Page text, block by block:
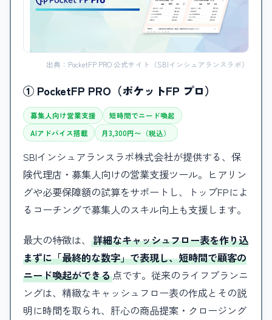
出典：PocketFP PRO 公式サイト（SBIインシュアランスラボ）
① PocketFP PRO（ポケットFP プロ）
募集人向け営業支援
短時間でニード喚起
AIアドバイス搭載
月3,300円〜（税込）
SBIインシュアランスラボ株式会社が提供する、保
険代理店・募集人向けの営業支援ツール。ヒアリン
グや必要保障額の試算をサポートし、トップFPによ
るコーチングで募集人のスキル向上も支援します。
最大の特徴は、詳細なキャッシュフロー表を作り込
まずに「最終的な数字」で表現し、短時間で顧客の
ニード喚起ができる点です。従来のライフプランニ
ングは、精緻なキャッシュフロー表の作成とその説
明に時間を取られ、肝心の商品提案・クロージング